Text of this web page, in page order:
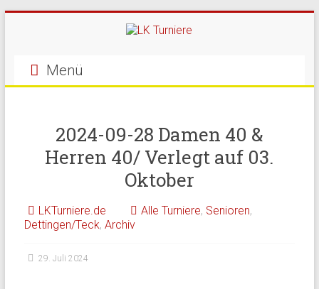
Menü
2024-09-28 Damen 40 &
Herren 40/ Verlegt auf 03.
Oktober
LKTurniere.de Alle Turniere, Senioren,
Dettingen/Teck, Archiv
29. Juli 2024